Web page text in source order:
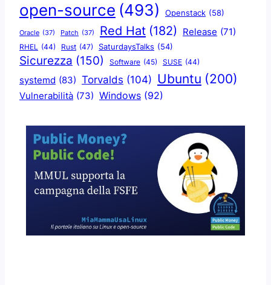
open-source (493) Openstack (58)
Oracle (37) Patch (37) Red Hat (182) Release (71)
RHEL (44) Rust (47) SaturdaysTalks (54)
Sicurezza (150) Software (45) SUSE (44)
systemd (83) Torvalds (104) Ubuntu (200)
Vulnerabilità (73) Windows (92)